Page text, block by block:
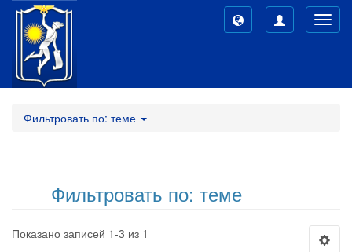
Фильтровать по: теме
Фильтровать по: теме
Показано записей 1-3 из 1